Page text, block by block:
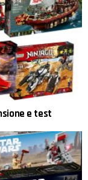
e test